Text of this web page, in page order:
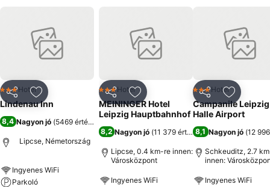
MegosztásHozzáadás a kedvencekhez
3 Kategória
Hotel
Lindenau Inn
8,4 Nagyon jó (5469 értékelés
Lipcse, Németország
Ingyenes WiFi
Parkoló
MegosztásHozzáadás a kedvencekhez
3 Kategória
Hotel
MEININGER Hotel
Leipzig Hauptbahnhof
8,2 Nagyon jó (11 379 értékelés)
Lipcse, 0.4 km-re innen:
Városközpont
Ingyenes WiFi
Megosztás
3 Kategória
Hotel
Campanile Leipzig
Halle Airport
8,1 Nagyon jó (12
Schkeuditz, 2.7
innen:
Ingyenes WiFi